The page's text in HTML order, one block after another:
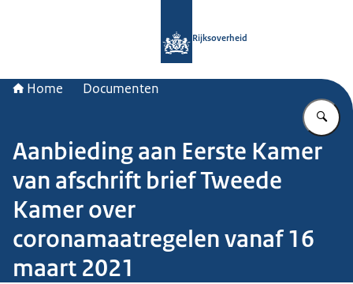
Rijksoverheid
Home Documenten
Aanbieding aan Eerste Kamer
van afschrift brief Tweede
Kamer over
coronamaatregelen vanaf 16
maart 2021